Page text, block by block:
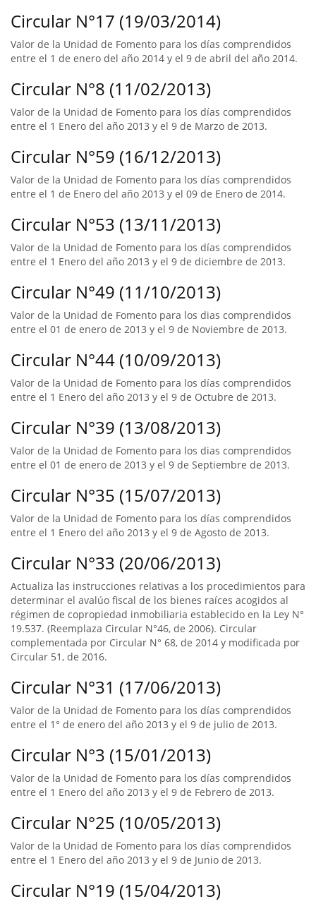
Circular N°17 (19/03/2014)
Valor de la Unidad de Fomento para los días comprendidos
entre el 1 de enero del año 2014 y el 9 de abril del año 2014.
Circular N°8 (11/02/2013)
Valor de la Unidad de Fomento para los días comprendidos
entre el 1 Enero del año 2013 y el 9 de Marzo de 2013.
Circular N°59 (16/12/2013)
Valor de la Unidad de Fomento para los días comprendidos
entre el 1 de Enero del año 2013 y el 09 de Enero de 2014.
Circular N°53 (13/11/2013)
Valor de la Unidad de Fomento para los días comprendidos
entre el 1 Enero del año 2013 y el 9 de diciembre de 2013.
Circular N°49 (11/10/2013)
Valor de la Unidad de Fomento para los dias comprendidos
entre el 01 de enero de 2013 y el 9 de Noviembre de 2013.
Circular N°44 (10/09/2013)
Valor de la Unidad de Fomento para los días comprendidos
entre el 1 Enero del año 2013 y el 9 de Octubre de 2013.
Circular N°39 (13/08/2013)
Valor de la Unidad de Fomento para los dias comprendidos
entre el 01 de enero de 2013 y el 9 de Septiembre de 2013.
Circular N°35 (15/07/2013)
Valor de la Unidad de Fomento para los días comprendidos
entre el 1 Enero del año 2013 y el 9 de Agosto de 2013.
Circular N°33 (20/06/2013)
Actualiza las instrucciones relativas a los procedimientos para
determinar el avalúo fiscal de los bienes raíces acogidos al
régimen de copropiedad inmobiliaria establecido en la Ley N°
19.537. (Reemplaza Circular N°46, de 2006). Circular
complementada por Circular N° 68, de 2014 y modificada por
Circular 51, de 2016.
Circular N°31 (17/06/2013)
Valor de la Unidad de Fomento para los días comprendidos
entre el 1° de enero del año 2013 y el 9 de julio de 2013.
Circular N°3 (15/01/2013)
Valor de la Unidad de Fomento para los días comprendidos
entre el 1 Enero del año 2013 y el 9 de Febrero de 2013.
Circular N°25 (10/05/2013)
Valor de la Unidad de Fomento para los días comprendidos
entre el 1 Enero del año 2013 y el 9 de Junio de 2013.
Circular N°19 (15/04/2013)